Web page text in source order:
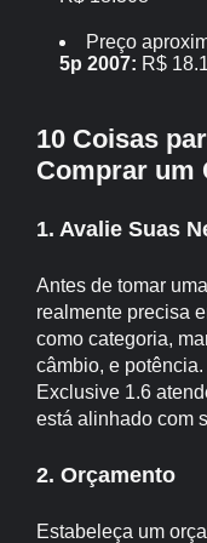
Preço
5p 2007: R$
10 Coisas
Comprar um
1. Avalie Suas
Antes de tomar
realmente precisa
como categoria,
câmbio, e
Exclusive 1.6
está alinhado com
2. Orçamento
Estabeleça um